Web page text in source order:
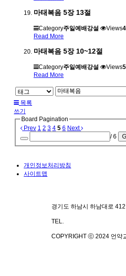
마태복음 5장 13절
Category주일예배강설 Views
Read More
마태복음 5장 10~12절
Category주일예배강설 Views
Read More
목록
쓰기
Board Pagination
Prev 1 2 3 4 5 6 Next
/ 6
개인정보처리방침
사이트맵
경기도 하남시 하남대로 412
TEL.
COPYRIGHT ⓒ 2024 언약